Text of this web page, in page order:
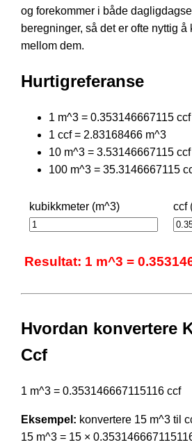
og forekommer i både
beregninger, så det er ofte nyttig å
mellom dem.
Hurtigreferanse
1 m^3 = 0.353146667115 ccf
1 ccf = 2.83168466 m^3
10 m^3 = 3.53146667115 ccf
100 m^3 = 35.3146667115
kubikkmeter (m^3) ccf
Resultat: 1 m^3 =
Hvordan konvertere
Ccf
1 m^3 = 0.353146667115116 ccf
Eksempel: konvertere 15 m^3 til
15 m^3 = 15 ×